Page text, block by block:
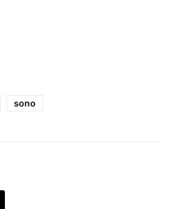
sono